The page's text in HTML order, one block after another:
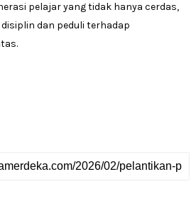
pelajar yang tidak hanya cerdas,
dan peduli terhadap